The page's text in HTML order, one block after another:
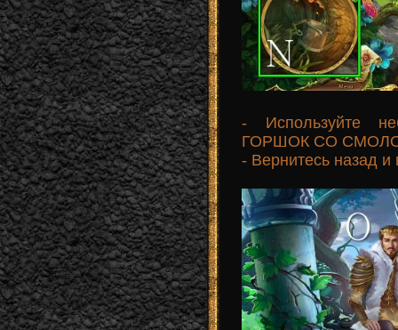
- Используйте
ГОРШОК СО
- Вернитесь назад и